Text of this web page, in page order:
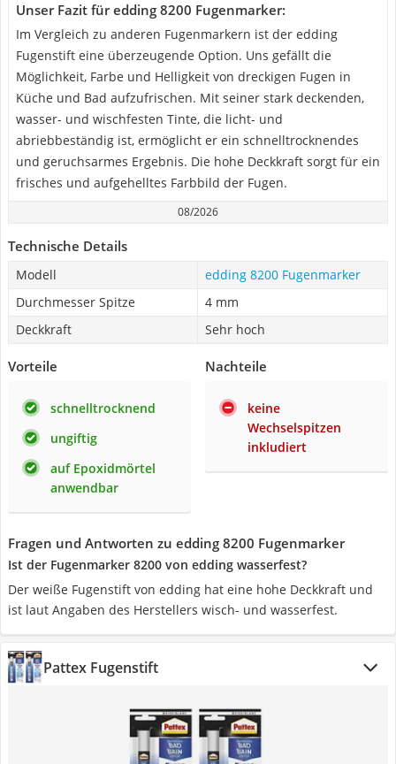
Unser Fazit für edding 8200 Fugenmarker:
Im Vergleich zu anderen Fugenmarkern ist der edding
Fugenstift eine überzeugende Option. Uns gefällt die
Möglichkeit, Farbe und Helligkeit von dreckigen Fugen in
Küche und Bad aufzufrischen. Mit seiner stark deckenden,
wasser- und wischfesten Tinte, die licht- und
abriebbeständig ist, ermöglicht er ein schnelltrocknendes
und geruchsarmes Ergebnis. Die hohe Deckkraft sorgt für ein
frisches und aufgehelltes Farbbild der Fugen.
08/2026
Technische Details
Modell
edding 8200 Fugenmarker
Durchmesser Spitze
4 mm
Deckkraft
Sehr hoch
Vorteile
schnelltrocknend
ungiftig
auf Epoxidmörtel
anwendbar
Nachteile
keine
Wechselspitzen
inkludiert
Fragen und Antworten zu edding 8200 Fugenmarker
Ist der Fugenmarker 8200 von edding wasserfest?
Der weiße Fugenstift von edding hat eine hohe Deckkraft und
ist laut Angaben des Herstellers wisch- und wasserfest.
Pattex Fugenstift